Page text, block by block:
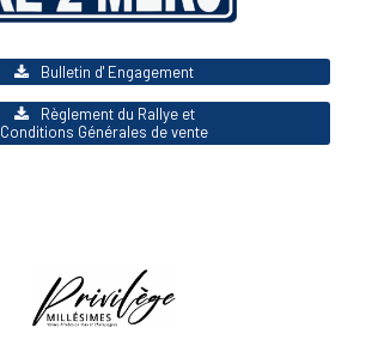
Bulletin d' Engagement
Règlement du Rallye et
Conditions Générales de vente